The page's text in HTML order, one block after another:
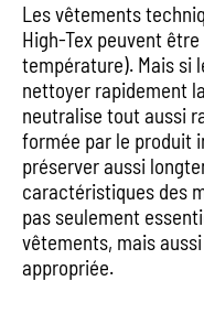
Les vêtements
High-Tex peuvent
température). Mais si
nettoyer rapidement
neutralise tout aussi
formée par le produit
préserver aussi
caractéristiques des
pas seulement
vêtements, mais
appropriée.